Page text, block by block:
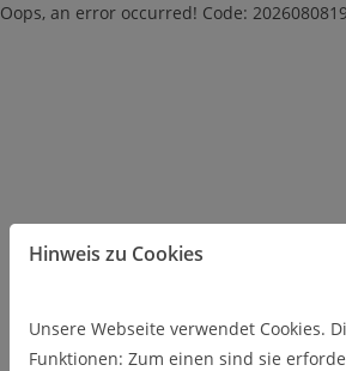
Oops, an error occurred! Code:
Hinweis zu Cookies
Unsere Webseite verwendet Cookies.
Funktionen: Zum einen sind sie